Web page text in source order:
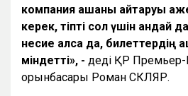
компания ақшаны қайтаруы
керек, тіпті сол үшін қандай
несие алса да, билеттердің
міндетті», - деді ҚР Премьер-
орынбасары Роман СКЛЯР.